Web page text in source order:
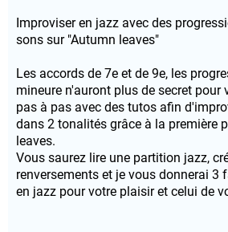
Improviser en jazz avec des
sons sur "Autumn leaves"
Les accords de 7e et de 9e, les
mineure n'auront plus de secret pour
pas à pas avec des tutos afin
dans 2 tonalités grâce à la première
leaves.
Vous saurez lire une partition jazz,
renversements et je vous donnerai 3
en jazz pour votre plaisir et celui de